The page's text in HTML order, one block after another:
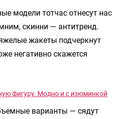
модели тотчас отнесут нас
скинни — антитренд.
жакеты подчеркнут
негативно скажется
фигуру. Модно и с изюминкой
варианты — сядут